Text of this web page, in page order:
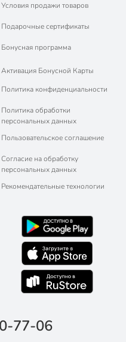
Условия продажи товаров
Подарочные сертификаты
Бонусная программа
Активация Бонусной Карты
Политика конфиденциальности
Политика обработки
персональных данных
Пользовательское соглашение
Согласие на обработку
персональных данных
Рекомендательные технологии
77-06